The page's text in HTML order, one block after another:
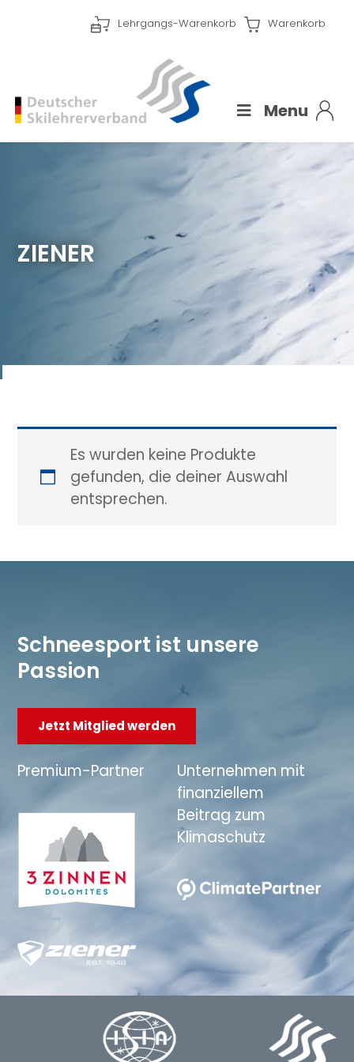
Lehrgangs-Warenkorb Warenkorb
Menu
ZIENER
Es wurden keine Produkte
gefunden, die deiner Auswahl
entsprechen.
Schneesport ist unsere
Passion
Jetzt Mitglied werden
Premium-Partner
Unternehmen mit
finanziellem
Beitrag zum
Klimaschutz